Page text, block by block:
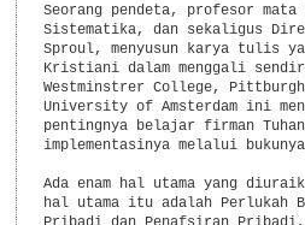
Seorang pendeta, profesor
Sistematika, dan sekaligus
Sproul, menyusun karya tulis
Kristiani dalam menggali
Westminstrer College,
University of Amsterdam ini
pentingnya belajar firman
implementasinya melalui
Ada enam hal utama yang
hal utama itu adalah Perlukah